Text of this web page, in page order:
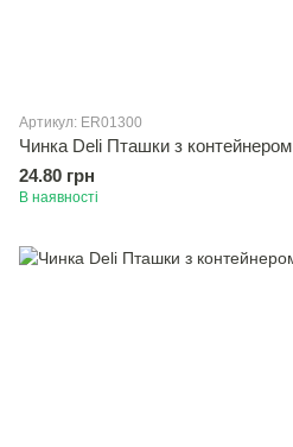
Артикул: ER01300
Чинка Deli Пташки з контейнером
24.80 грн
В наявності